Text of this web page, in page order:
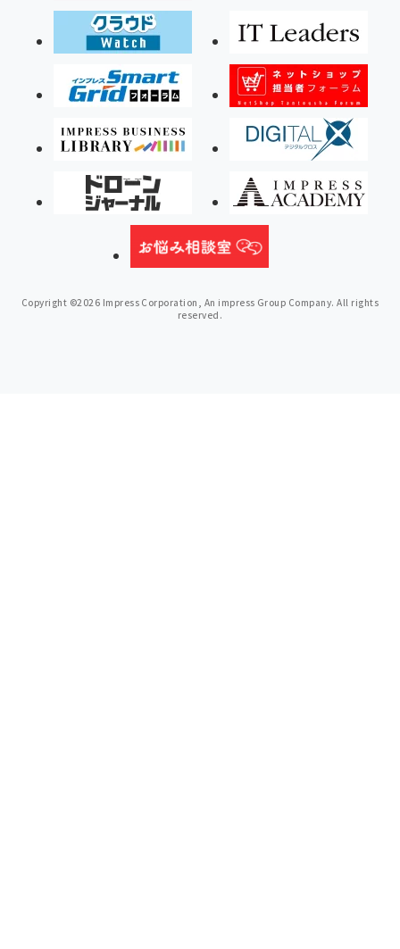
Copyright ©2026 Impress Corporation, An impress Group Company. All rights
reserved.